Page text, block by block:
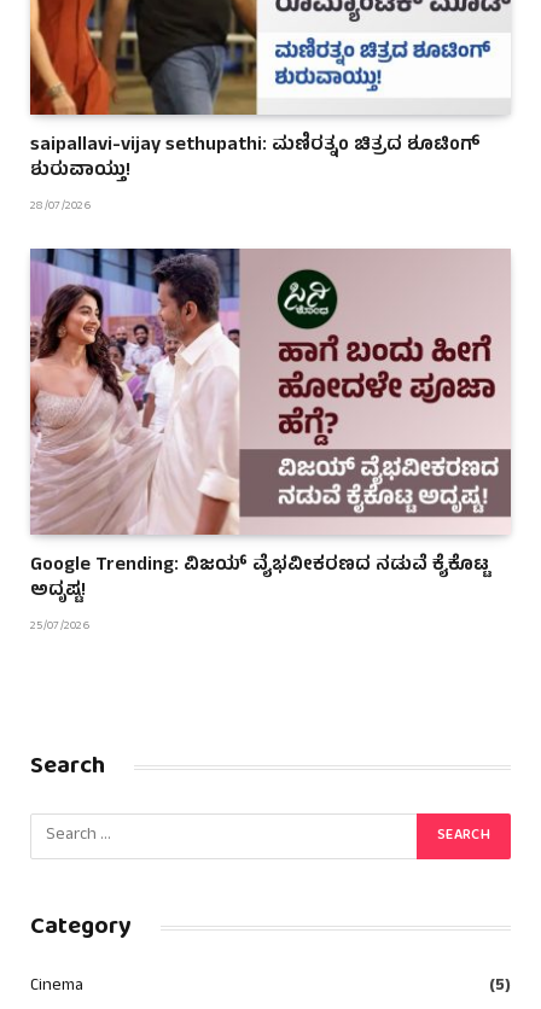
saipallavi-vijay sethupathi: ಮಣಿರತ್ನಂ ಚಿತ್ರದ ಶೂಟಿಂಗ್
ಶುರುವಾಯ್ತು!
28/07/2026
Google Trending: ವಿಜಯ್ ವೈಭವೀಕರಣದ ನಡುವೆ ಕೈಕೊಟ್ಟ
ಅದೃಷ್ಟ!
25/07/2026
Search
Category
Cinema
(5)